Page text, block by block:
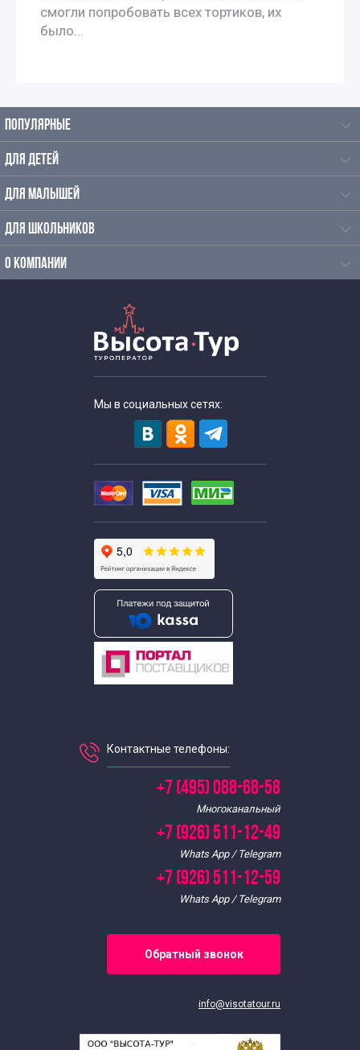
Познавательные экскурсии для школьников
Экскурсии для школьников средних классов
Экскурсии для старшеклассников
Выездные экскурсии для школьников
Интересные экскурсии в Москве для взрослых
Познавательно развлекательные экскурсии
Познавательные экскурсии
Развлекательные экскурсии по Москве
Тематические экскурсии по Москве
Уникальные экскурсии
Экскурсии по Москве в будние дни
Экскурсии в выходные дни
Интересные
Экскурсии для школьников
Экскурсии для школьников 8 класса
смогли попробовать всех тортиков, их
было...
ПОПУЛЯРНЫЕ
ДЛЯ ДЕТЕЙ
ДЛЯ МАЛЫШЕЙ
ДЛЯ ШКОЛЬНИКОВ
О КОМПАНИИ
Мы в социальных сетях:
Контактные телефоны:
+7 (495) 088-68-58
Многоканальный
+7 (926) 511-12-49
Whats App / Telegram
+7 (926) 511-12-59
Whats App / Telegram
Обратный звонок
info@visotatour.ru